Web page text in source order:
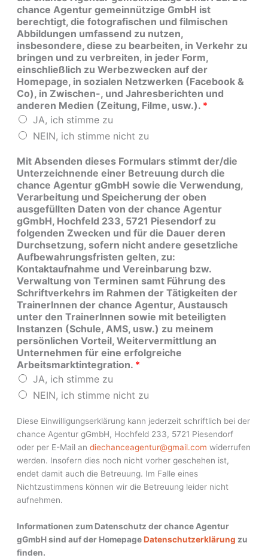
chance Agentur gemeinnützige GmbH ist
berechtigt, die fotografischen und filmischen
Abbildungen umfassend zu nutzen,
insbesondere, diese zu bearbeiten, in Verkehr zu
bringen und zu verbreiten, in jeder Form,
einschließlich zu Werbezwecken auf der
Homepage, in sozialen Netzwerken (Facebook &
Co), in Zwischen-, und Jahresberichten und
anderen Medien (Zeitung, Filme, usw.). *
JA, ich stimme zu
NEIN, ich stimme nicht zu
Mit Absenden dieses Formulars stimmt der/die
Unterzeichnende einer Betreuung durch die
chance Agentur gGmbH sowie die Verwendung,
Verarbeitung und Speicherung der oben
ausgefüllten Daten von der chance Agentur
gGmbH, Hochfeld 233, 5721 Piesendorf zu
folgenden Zwecken und für die Dauer deren
Durchsetzung, sofern nicht andere gesetzliche
Aufbewahrungsfristen gelten, zu:
Kontaktaufnahme und Vereinbarung bzw.
Verwaltung von Terminen samt Führung des
Schriftverkehrs im Rahmen der Tätigkeiten der
TrainerInnen der chance Agentur, Austausch
unter den TrainerInnen sowie mit beteiligten
Instanzen (Schule, AMS, usw.) zu meinem
persönlichen Vorteil, Weitervermittlung an
Unternehmen für eine erfolgreiche
Arbeitsmarktintegration. *
JA, ich stimme zu
NEIN, ich stimme nicht zu
Diese Einwilligungserklärung kann jederzeit schriftlich bei der
chance Agentur gGmbH, Hochfeld 233, 5721 Piesendorf
oder per E-Mail andiechanceagentur@gmail.com widerrufen
werden. Insofern dies noch nicht vorher geschehen ist,
endet damit auch die Betreuung. Im Falle eines
Nichtzustimmens können wir die Betreuung leider nicht
aufnehmen.
Informationen zum Datenschutz der chance Agentur
gGmbH sind auf der HomepageDatenschutzerklärung zu
finden.